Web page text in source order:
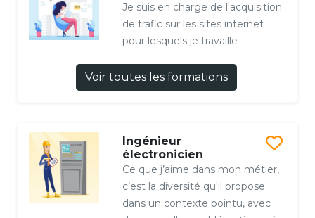
Je suis en charge de l'acquisition
de trafic sur les sites internet
pour lesquels je travaille
Voir toutes les formations
Ingénieur
électronicien
Ce que j’aime dans mon métier,
c’est la diversité qu'il propose
dans un contexte pointu, avec